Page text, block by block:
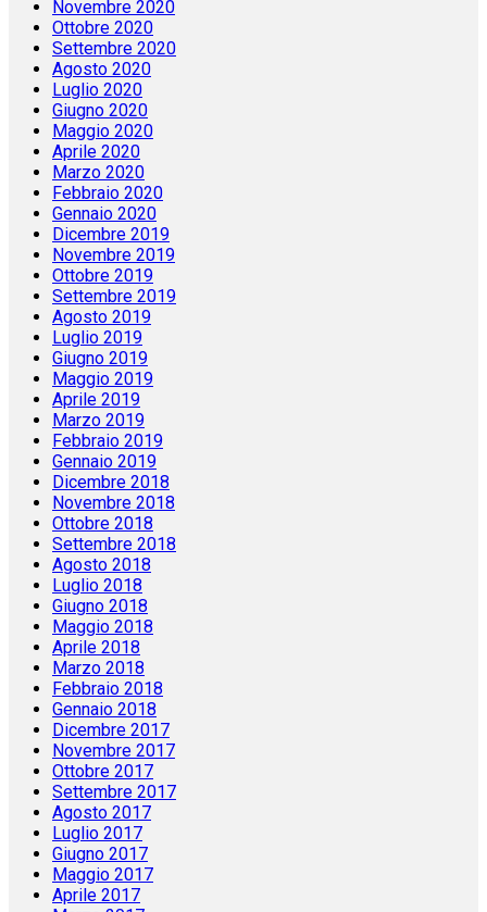
Novembre 2020
Ottobre 2020
Settembre 2020
Agosto 2020
Luglio 2020
Giugno 2020
Maggio 2020
Aprile 2020
Marzo 2020
Febbraio 2020
Gennaio 2020
Dicembre 2019
Novembre 2019
Ottobre 2019
Settembre 2019
Agosto 2019
Luglio 2019
Giugno 2019
Maggio 2019
Aprile 2019
Marzo 2019
Febbraio 2019
Gennaio 2019
Dicembre 2018
Novembre 2018
Ottobre 2018
Settembre 2018
Agosto 2018
Luglio 2018
Giugno 2018
Maggio 2018
Aprile 2018
Marzo 2018
Febbraio 2018
Gennaio 2018
Dicembre 2017
Novembre 2017
Ottobre 2017
Settembre 2017
Agosto 2017
Luglio 2017
Giugno 2017
Maggio 2017
Aprile 2017